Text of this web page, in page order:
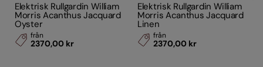
Elektrisk Rullgardin William
Morris Acanthus Jacquard
Oyster
från
2370,00 kr
Elektrisk Rullgardin William
Morris Acanthus Jacquard
Linen
från
2370,00 kr